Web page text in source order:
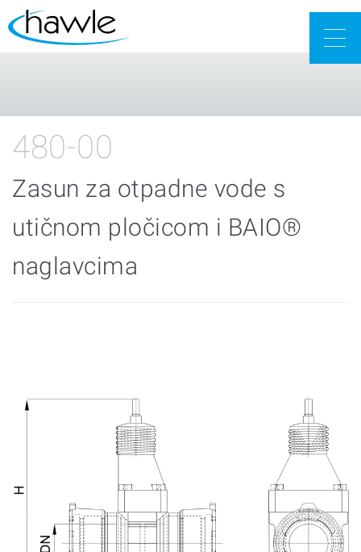
480-00
Zasun za otpadne vode s
utičnom pločicom i BAIO®
naglavcima